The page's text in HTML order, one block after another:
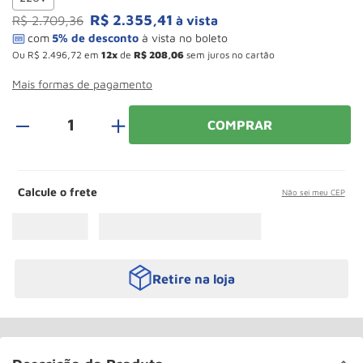
R$ 2.709,36 R$ 2.355,41 à vista
Ou R$ 2.496 72 em 12 de R$ 208 06 sem juros no cartão
Mais formas de pagamento
＋ COMPRAR
Calcule o frete Não sei meu CEP
Retire na loja
10º Roda